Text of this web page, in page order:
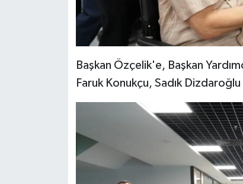
Başkan Özçelik'e, Başkan
Faruk Konukçu, Sadık